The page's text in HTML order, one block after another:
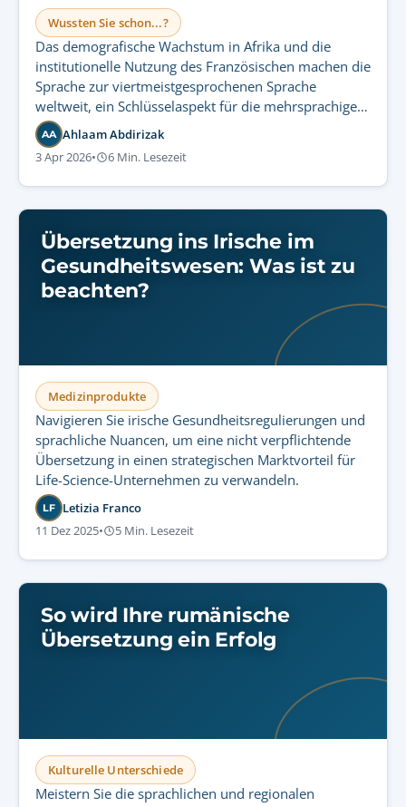
Wussten Sie schon...?
Das demografische Wachstum in Afrika und die
institutionelle Nutzung des Französischen machen die
Sprache zur viertmeistgesprochenen Sprache
weltweit, ein Schlüsselaspekt für die mehrsprachige
Kommunikation von Unternehmen.
AA Ahlaam Abdirizak
3 Apr 2026• 6 Min. Lesezeit
Übersetzung ins Irische im
Gesundheitswesen: Was ist zu
beachten?
Medizinprodukte
Navigieren Sie irische Gesundheitsregulierungen und
sprachliche Nuancen, um eine nicht verpflichtende
Übersetzung in einen strategischen Marktvorteil für
Life-Science-Unternehmen zu verwandeln.
LF Letizia Franco
11 Dez 2025• 5 Min. Lesezeit
So wird Ihre rumänische
Übersetzung ein Erfolg
Kulturelle Unterschiede
Meistern Sie die sprachlichen und regionalen